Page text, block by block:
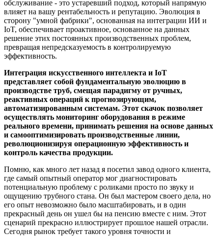
обслуживание - это устаревший подход, который напрямую
влияет на вашу рентабельность и репутацию. Эволюция в
сторону "умной фабрики", основанная на интеграции ИИ и
IoT, обеспечивает проактивное, основанное на данных
решение этих постоянных производственных проблем,
превращая непредсказуемость в контролируемую
эффективность.
Интеграция искусственного интеллекта и IoT
представляет собой фундаментальную эволюцию в
производстве труб, смещая парадигму от ручных,
реактивных операций к прогнозирующим,
автоматизированным системам. Этот скачок позволяет
осуществлять мониторинг оборудования в режиме
реального времени, принимать решения на основе данных
и самооптимизировать производственные линии,
революционизируя операционную эффективность и
контроль качества продукции.
Помню, как много лет назад я посетил завод одного клиента,
где самый опытный оператор мог диагностировать
потенциальную проблему с роликами просто по звуку и
ощущению трубного стана. Он был мастером своего дела, но
его опыт невозможно было масштабировать, и в один
прекрасный день он ушел бы на пенсию вместе с ним. Этот
сценарий прекрасно иллюстрирует прошлое нашей отрасли.
Сегодня рынок требует такого уровня точности и